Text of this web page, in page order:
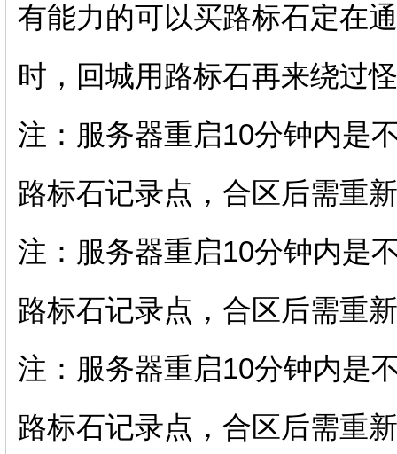
有能力的可以买路标石定在
时，回城用路标石再来绕过
注：服务器重启10分钟内是
路标石记录点，合区后需重
注：服务器重启10分钟内是
路标石记录点，合区后需重
注：服务器重启10分钟内是
路标石记录点，合区后需重